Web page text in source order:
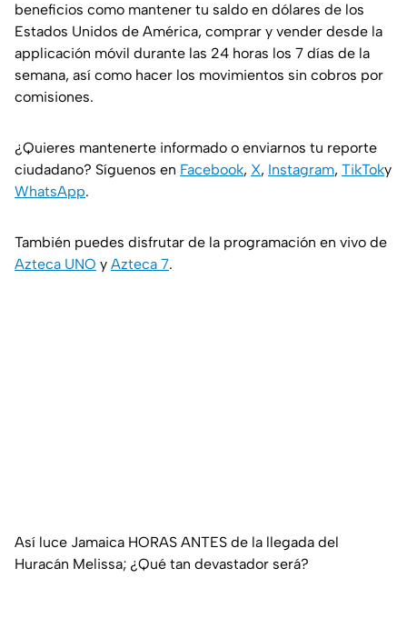
beneficios como mantener tu saldo en dólares de los
Estados Unidos de América, comprar y vender desde la
applicación móvil durante las 24 horas los 7 días de la
semana, así como hacer los movimientos sin cobros por
comisiones.
¿Quieres mantenerte informado o enviarnos tu reporte
ciudadano? Síguenos en Facebook, X, Instagram, TikToky
WhatsApp.
También puedes disfrutar de la programación en vivo de
Azteca UNO y Azteca 7.
Así luce Jamaica HORAS ANTES de la llegada del
Huracán Melissa; ¿Qué tan devastador será?